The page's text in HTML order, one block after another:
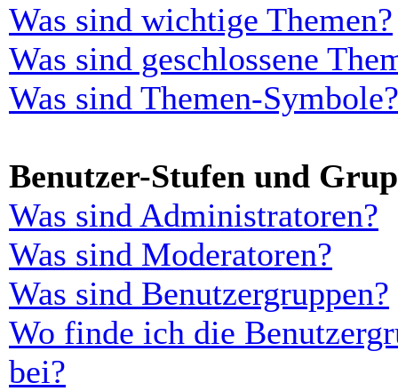
Was sind wichtige Themen?
Was sind geschlossene
Was sind Themen-Symbole?
Benutzer-Stufen und
Was sind Administratoren?
Was sind Moderatoren?
Was sind Benutzergruppen?
Wo finde ich die
bei?